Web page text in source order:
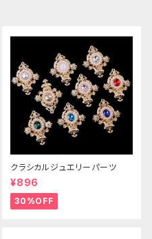
クラシカルジュエリーパーツ
¥896
30%OFF